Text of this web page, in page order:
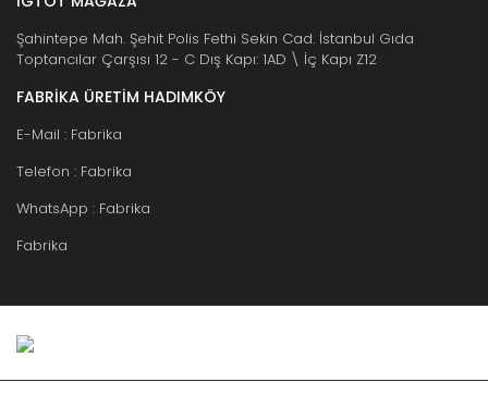
Şahintepe Mah. Şehit Polis Fethi Sekin Cad. İstanbul Gıda
Toptancılar Çarşısı 12 - C Dış Kapı: 1AD \ İç Kapı Z12
FABRİKA ÜRETİM HADIMKÖY
E-Mail : Fabrika
Telefon : Fabrika
WhatsApp : Fabrika
Fabrika